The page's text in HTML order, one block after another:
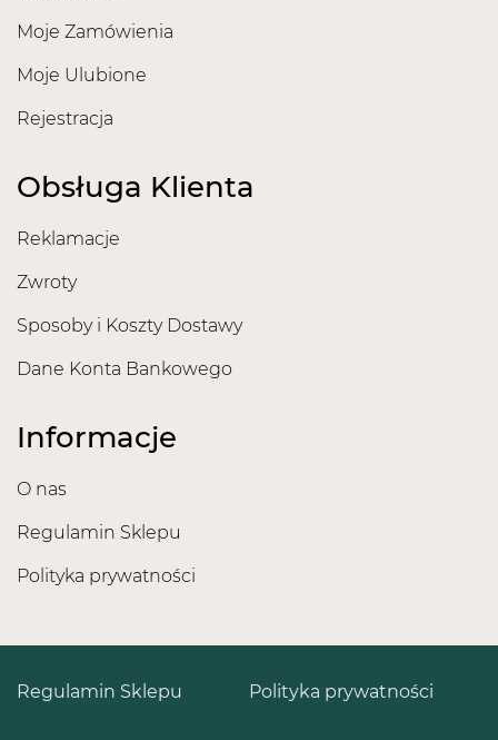
Moje Zamówienia
Moje Ulubione
Rejestracja
Obsługa Klienta
Reklamacje
Zwroty
Sposoby i Koszty Dostawy
Dane Konta Bankowego
Informacje
O nas
Regulamin Sklepu
Polityka prywatności
Polityka prywatności
Regulamin Sklepu